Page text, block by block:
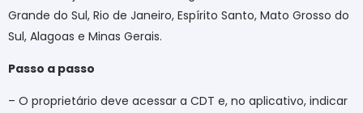
Grande do Sul, Rio de Janeiro, Espírito Santo, Mato Grosso do
Sul, Alagoas e Minas Gerais.
Passo a passo
– O proprietário deve acessar a CDT e, no aplicativo, indicar